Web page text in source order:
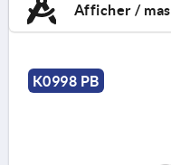
Afficher /
K0998 PB